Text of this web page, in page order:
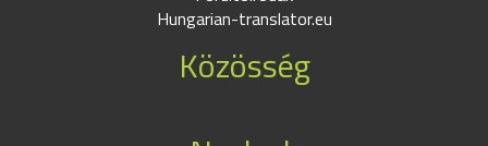
Hungarian-translator.eu
Közösség